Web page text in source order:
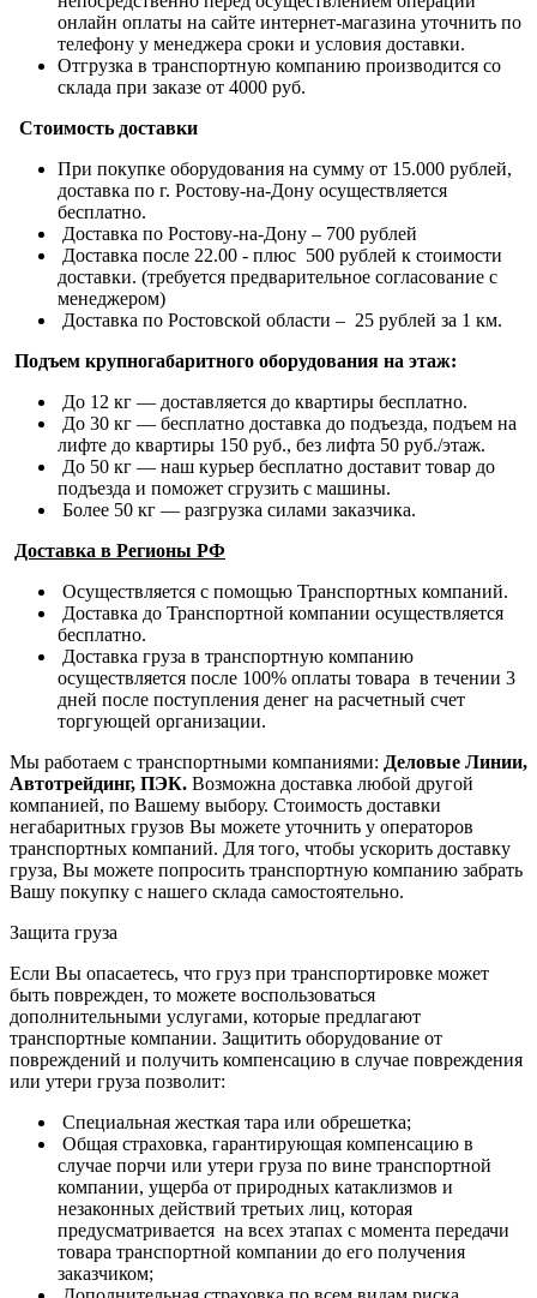
онлайн оплаты на сайте интернет-магазина уточнить по
телефону у менеджера сроки и условия доставки.
Отгрузка в транспортную компанию производится со
склада при заказе от 4000 руб.
Стоимость доставки
При покупке оборудования на сумму от 15.000 рублей,
доставка по г. Ростову-на-Дону осуществляется
бесплатно.
Доставка по Ростову-на-Дону – 700 рублей
Доставка после 22.00 - плюс 500 рублей к стоимости
доставки. (требуется предварительное согласование с
менеджером)
Доставка по Ростовской области – 25 рублей за 1 км.
Подъем крупногабаритного оборудования на этаж:
До 12 кг — доставляется до квартиры бесплатно.
До 30 кг — бесплатно доставка до подъезда, подъем на
лифте до квартиры 150 руб., без лифта 50 руб./этаж.
До 50 кг — наш курьер бесплатно доставит товар до
подъезда и поможет сгрузить с машины.
Более 50 кг — разгрузка силами заказчика.
Доставка в Регионы РФ
Осуществляется с помощью Транспортных компаний.
Доставка до Транспортной компании осуществляется
бесплатно.
Доставка груза в транспортную компанию
осуществляется после 100% оплаты товара в течении 3
дней после поступления денег на расчетный счет
торгующей организации.
Мы работаем с транспортными компаниями: Деловые Линии,
Автотрейдинг, ПЭК. Возможна доставка любой другой
компанией, по Вашему выбору. Стоимость доставки
негабаритных грузов Вы можете уточнить у операторов
транспортных компаний. Для того, чтобы ускорить доставку
груза, Вы можете попросить транспортную компанию забрать
Вашу покупку с нашего склада самостоятельно.
Защита груза
Если Вы опасаетесь, что груз при транспортировке может
быть поврежден, то можете воспользоваться
дополнительными услугами, которые предлагают
транспортные компании. Защитить оборудование от
повреждений и получить компенсацию в случае повреждения
или утери груза позволит:
Специальная жесткая тара или обрешетка;
Общая страховка, гарантирующая компенсацию в
случае порчи или утери груза по вине транспортной
компании, ущерба от природных катаклизмов и
незаконных действий третьих лиц, которая
предусматривается на всех этапах с момента передачи
товара транспортной компании до его получения
заказчиком;